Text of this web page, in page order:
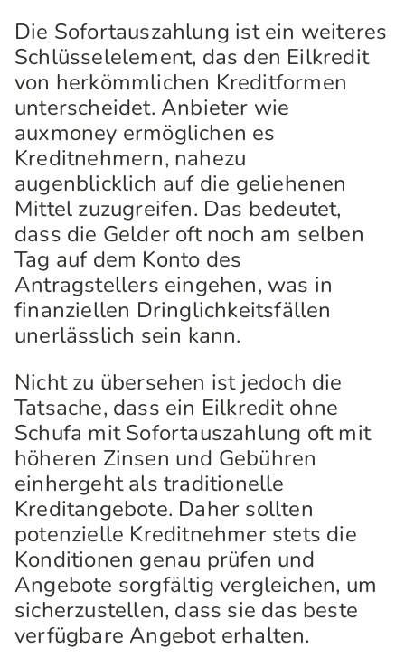
Die Sofortauszahlung ist ein weiteres
Schlüsselelement, das den Eilkredit
von herkömmlichen Kreditformen
unterscheidet. Anbieter wie
auxmoney ermöglichen es
Kreditnehmern, nahezu
augenblicklich auf die geliehenen
Mittel zuzugreifen. Das bedeutet,
dass die Gelder oft noch am selben
Tag auf dem Konto des
Antragstellers eingehen, was in
finanziellen Dringlichkeitsfällen
unerlässlich sein kann.
Nicht zu übersehen ist jedoch die
Tatsache, dass ein Eilkredit ohne
Schufa mit Sofortauszahlung oft mit
höheren Zinsen und Gebühren
einhergeht als traditionelle
Kreditangebote. Daher sollten
potenzielle Kreditnehmer stets die
Konditionen genau prüfen und
Angebote sorgfältig vergleichen, um
sicherzustellen, dass sie das beste
verfügbare Angebot erhalten.